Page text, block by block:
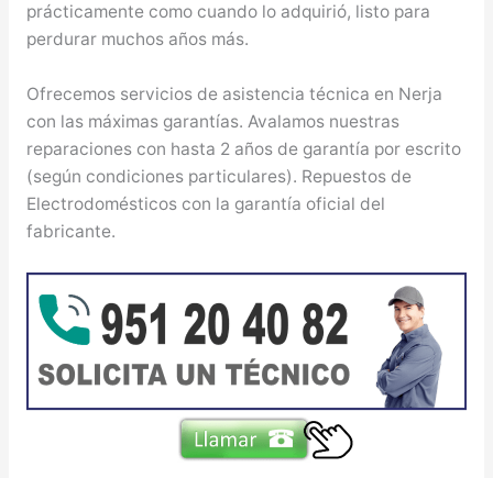
prácticamente como cuando lo adquirió, listo para
perdurar muchos años más.
Ofrecemos servicios de asistencia técnica en Nerja
con las máximas garantías. Avalamos nuestras
reparaciones con hasta 2 años de garantía por escrito
(según condiciones particulares). Repuestos de
Electrodomésticos con la garantía oficial del
fabricante.